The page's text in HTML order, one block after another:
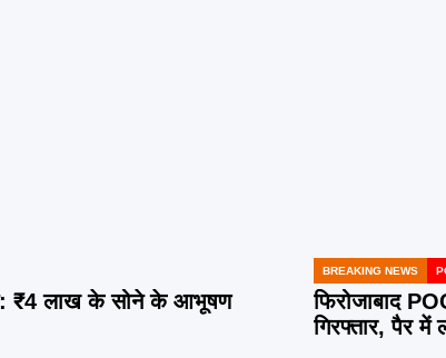
₹4 लाख के सोने के आभूषण
POSTED
IN
BREAKING NEWS
फिरोजाबाद
गिरफ्तार, पैर में